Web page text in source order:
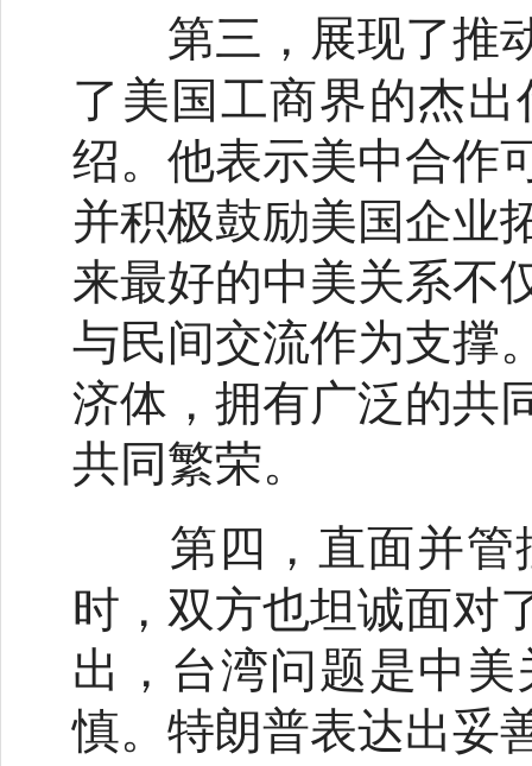
第三，展现了推
了美国工商界的杰
绍。他表示美中合作
并积极鼓励美国企业
来最好的中美关系不
与民间交流作为支撑
济体，拥有广泛的共
共同繁荣。
第四，直面并管
时，双方也坦诚面对
出，台湾问题是中
慎。特朗普表达出妥